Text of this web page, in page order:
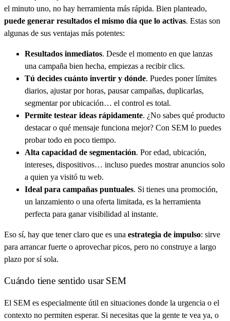
el minuto uno, no hay herramienta más rápida. Bien planteado,
puede generar resultados el mismo día que lo activas. Estas son
algunas de sus ventajas más potentes:
Resultados inmediatos. Desde el momento en que lanzas
una campaña bien hecha, empiezas a recibir clics.
Tú decides cuánto invertir y dónde. Puedes poner límites
diarios, ajustar por horas, pausar campañas, duplicarlas,
segmentar por ubicación… el control es total.
Permite testear ideas rápidamente. ¿No sabes qué producto
destacar o qué mensaje funciona mejor? Con SEM lo puedes
probar todo en poco tiempo.
Alta capacidad de segmentación. Por edad, ubicación,
intereses, dispositivos… incluso puedes mostrar anuncios solo
a quien ya visitó tu web.
Ideal para campañas puntuales. Si tienes una promoción,
un lanzamiento o una oferta limitada, es la herramienta
perfecta para ganar visibilidad al instante.
Eso sí, hay que tener claro que es una estrategia de impulso: sirve
para arrancar fuerte o aprovechar picos, pero no construye a largo
plazo por sí sola.
Cuándo tiene sentido usar SEM
El SEM es especialmente útil en situaciones donde la urgencia o el
contexto no permiten esperar. Si necesitas que la gente te vea ya, o